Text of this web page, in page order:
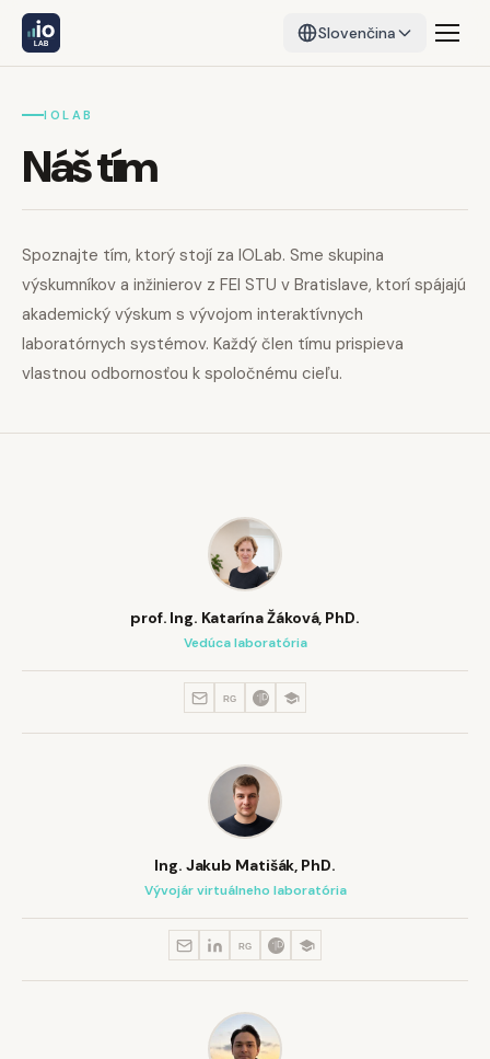
Slovenčina
IOLAB
Náš tím
Spoznajte tím, ktorý stojí za IOLab. Sme skupina
výskumníkov a inžinierov z FEI STU v Bratislave, ktorí spájajú
akademický výskum s vývojom interaktívnych
laboratórnych systémov. Každý člen tímu prispieva
vlastnou odbornosťou k spoločnému cieľu.
prof. Ing. Katarína Žáková, PhD.
Vedúca laboratória
RG
Ing. Jakub Matišák, PhD.
Vývojár virtuálneho laboratória
RG